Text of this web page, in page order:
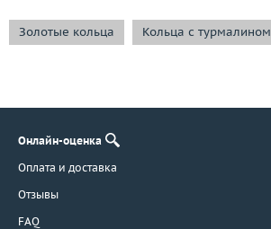
Золотые кольца Кольца с турмалином
Онлайн-оценка
Оплата и доставка
Отзывы
FAQ